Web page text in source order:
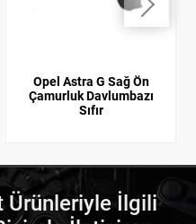
Opel Astra G Sağ Ön
Çamurluk Davlumbazı
Sıfır
Ürünleriyle İlgili